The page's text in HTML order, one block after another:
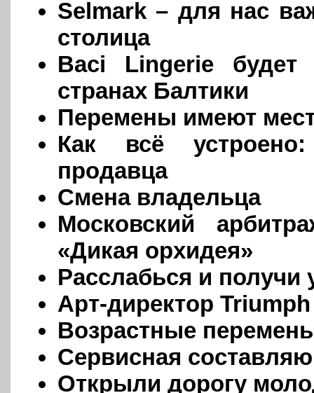
Selmark – для нас
столица
Baci Lingerie
странах Балтики
Перемены имеют
Как всё
продавца
Смена владельца
Московский
«Дикая орхидея»
Расслабься и
Арт-директор Triumph
Возрастные
Сервисная
Открыли дорогу